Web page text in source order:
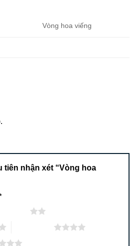
Vòng hoa viếng
tiên nhận xét “Vòng hoa